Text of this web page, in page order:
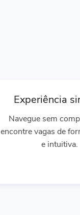
Experiência
Navegue sem
encontre vagas de
e intuitiva.